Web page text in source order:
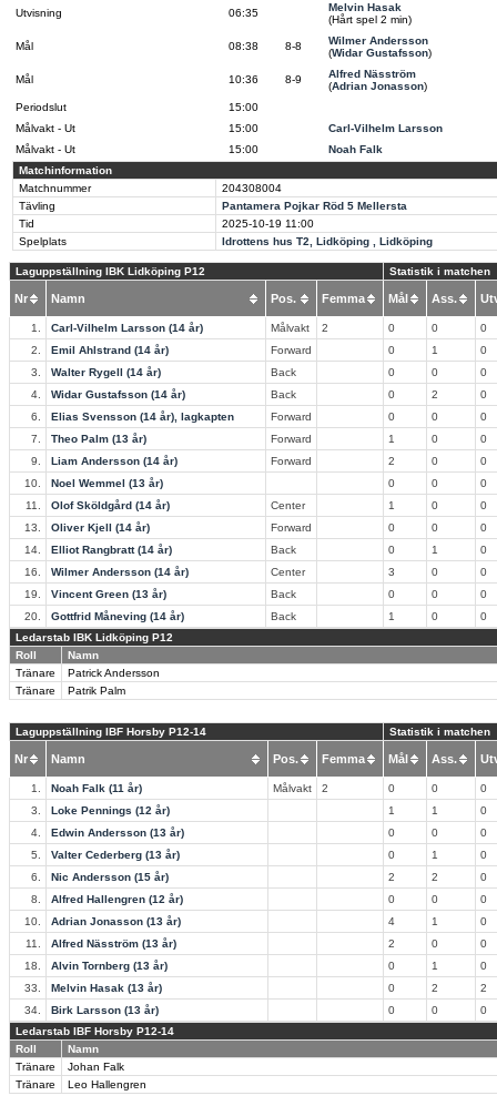
Utvisning 06:35
Melvin Hasak
(Hårt spel 2 min)
Mål 08:38 8-8
Wilmer Andersson
(Widar Gustafsson)
Mål 10:36 8-9
Alfred Näsström
(Adrian Jonasson)
Periodslut
15:00
Målvakt - Ut
15:00
Carl-Vilhelm Larsson
Målvakt - Ut
15:00
Noah Falk
Matchinformation
Matchnummer
204308004
Tävling
Pantamera Pojkar Röd 5 Mellersta
Tid
2025-10-19 11:00
Spelplats
Idrottens hus T2, Lidköping , Lidköping
Laguppställning IBK Lidköping P12 Statistik i matchen
Nr Namn Pos. Femma Mål Ass.
1. Carl-Vilhelm Larsson (14 år) Målvakt 2 0 0
0
2.
Emil Ahlstrand (14 år) Forward 0 1
0
3.
Walter Rygell (14 år) Back 0 0
0
4.
Widar Gustafsson (14 år) Back 0 2
0
6.
Elias Svensson (14 år), lagkapten Forward 0 0
0
7.
Theo Palm (13 år) Forward 1 0
0
9.
Liam Andersson (14 år) Forward 2 0
0
10.
Noel Wemmel (13 år) 0 0
0
11.
Olof Sköldgård (14 år) Center 1 0
0
13.
Oliver Kjell (14 år) Forward 0 0
0
14.
Elliot Rangbratt (14 år) Back 0 1
0
16.
Wilmer Andersson (14 år) Center 3 0
0
19.
Vincent Green (13 år) Back 0 0
0
20.
Gottfrid Måneving (14 år) Back 1 0
0
Ledarstab IBK Lidköping P12
Roll
Namn
Tränare
Patrick Andersson
Tränare
Patrik Palm
Laguppställning IBF Horsby P12-14 Statistik i matchen
Nr Namn Pos. Femma Mål Ass.
1. Noah Falk (11 år) Målvakt 2 0 0
0
3.
Loke Pennings (12 år) 1 1
0
4.
Edwin Andersson (13 år) 0 0
0
5.
Valter Cederberg (13 år) 0 1
0
6.
Nic Andersson (15 år) 2 2
0
8.
Alfred Hallengren (12 år) 0 0
0
10.
Adrian Jonasson (13 år) 4 1
0
11.
Alfred Näsström (13 år) 2 0
0
18.
Alvin Tornberg (13 år) 0 1
0
33.
Melvin Hasak (13 år) 0 2
2
34.
Birk Larsson (13 år) 0 0
0
Ledarstab IBF Horsby P12-14
Roll
Namn
Tränare
Johan Falk
Tränare
Leo Hallengren